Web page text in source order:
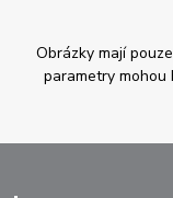
Obrázky mají
parametry mohou